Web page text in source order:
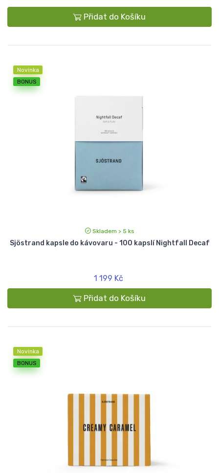
Přidat do Košíku
Novinka
BONUS
Skladem > 5 ks
Sjöstrand kapsle do kávovaru - 100 kapslí Nightfall Decaf
1 199 Kč
Přidat do Košíku
Novinka
BONUS